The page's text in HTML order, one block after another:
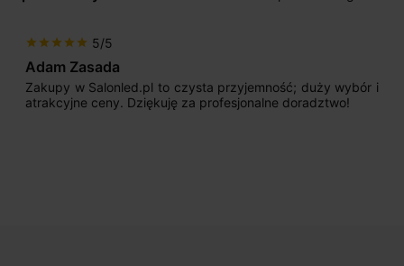
star star star star star 5/5
Adam Zasada
Zakupy w Salonled.pl to czysta przyjemność; duży wybór i
atrakcyjne ceny. Dziękuję za profesjonalne doradztwo!